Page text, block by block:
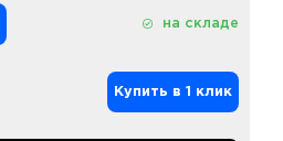
на складе
Купить в 1 клик